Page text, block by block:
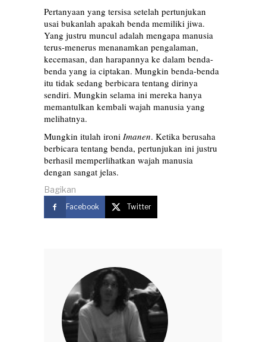
Pertanyaan yang tersisa setelah pertunjukan
usai bukanlah apakah benda memiliki jiwa.
Yang justru muncul adalah mengapa manusia
terus-menerus menanamkan pengalaman,
kecemasan, dan harapannya ke dalam benda-
benda yang ia ciptakan. Mungkin benda-benda
itu tidak sedang berbicara tentang dirinya
sendiri. Mungkin selama ini mereka hanya
memantulkan kembali wajah manusia yang
melihatnya.
Mungkin itulah ironi Imanen. Ketika berusaha
berbicara tentang benda, pertunjukan ini justru
berhasil memperlihatkan wajah manusia
dengan sangat jelas.
Bagikan
Facebook Twitter